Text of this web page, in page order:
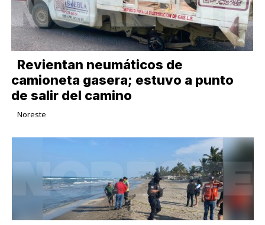
Revientan neumáticos de
camioneta gasera; estuvo a punto
de salir del camino
Noreste